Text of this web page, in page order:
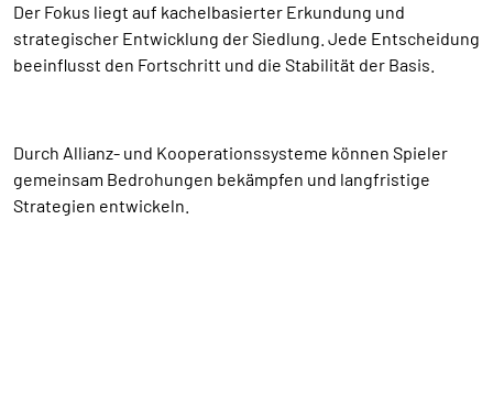
Der Fokus liegt auf kachelbasierter Erkundung und
strategischer Entwicklung der Siedlung. Jede Entscheidung
beeinflusst den Fortschritt und die Stabilität der Basis.
Durch Allianz- und Kooperationssysteme können Spieler
gemeinsam Bedrohungen bekämpfen und langfristige
Strategien entwickeln.